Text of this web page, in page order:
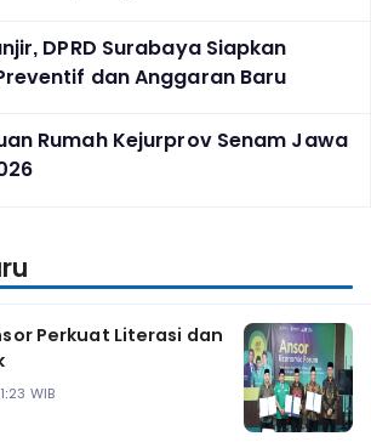
DPRD Surabaya Siapkan
dan Anggaran Baru
Rumah Kejurprov Senam Jawa
Perkuat Literasi dan
WIB